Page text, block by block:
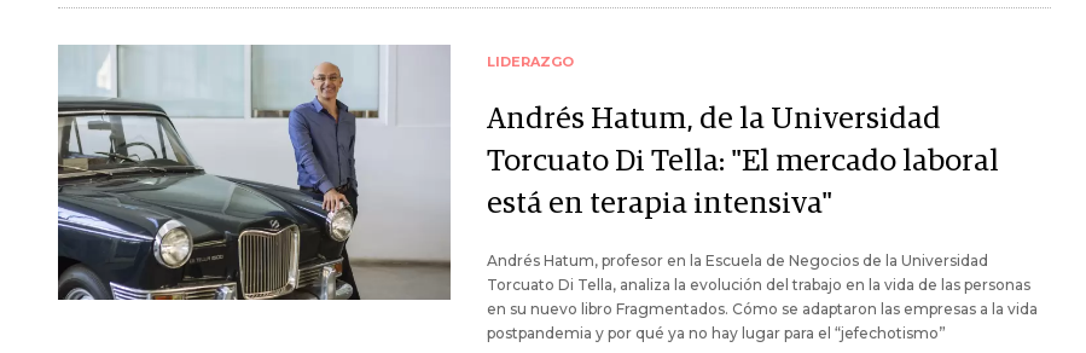
LIDERAZGO
Andrés Hatum, de la Universidad
Torcuato Di Tella: "El mercado laboral
está en terapia intensiva"
Andrés Hatum, profesor en la Escuela de Negocios de la Universidad
Torcuato Di Tella, analiza la evolución del trabajo en la vida de las personas
en su nuevo libro Fragmentados. Cómo se adaptaron las empresas a la vida
postpandemia y por qué ya no hay lugar para el “jefechotismo”